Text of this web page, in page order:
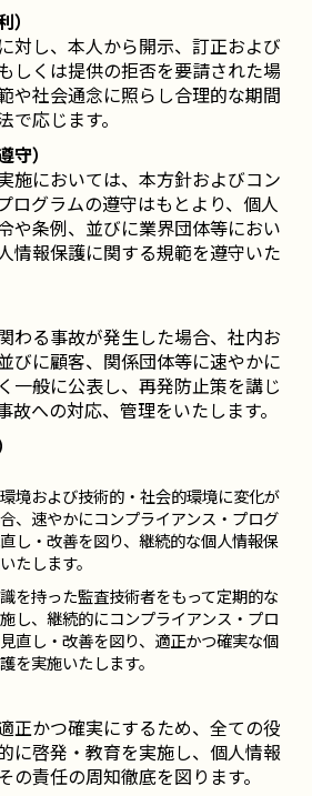
）
対し、本人から開示、訂正および
しくは提供の拒否を要請された場
や社会通念に照らし合理的な期間
で応じます。
守）
施においては、本方針およびコン
ログラムの遵守はもとより、個人
や条例、並びに業界団体等におい
情報保護に関する規範を遵守いた
わる事故が発生した場合、社内お
びに顧客、関係団体等に速やかに
一般に公表し、再発防止策を講じ
故への対応、管理をいたします。
境および技術的・社会的環境に変化が
、速やかにコンプライアンス・プログ
し・改善を図り、継続的な個人情報保
たします。
を持った監査技術者をもって定期的な
し、継続的にコンプライアンス・プロ
直し・改善を図り、適正かつ確実な個
を実施いたします。
正かつ確実にするため、全ての役
に啓発・教育を実施し、個人情報
の責任の周知徹底を図ります。